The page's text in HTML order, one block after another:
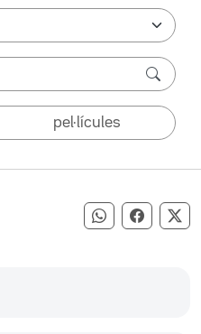
pel·lícules
Compartir